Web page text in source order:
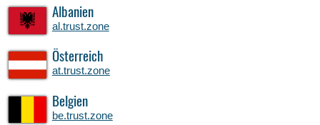
Albanien
al.trust.zone
Österreich
at.trust.zone
Belgien
be.trust.zone